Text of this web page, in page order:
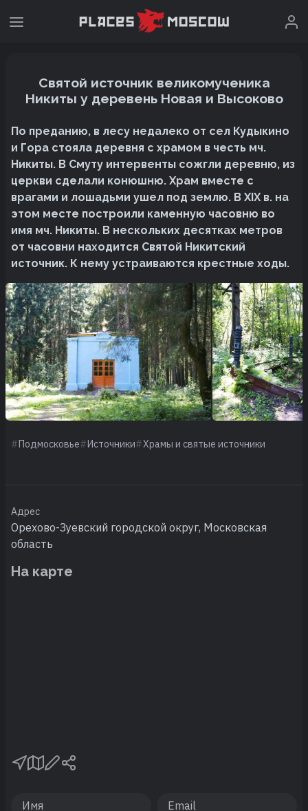
Святой источник великомученика
Никиты у деревень Новая и Высоково
По преданию, в лесу недалеко от сел Кудыкино
и Гора стояла деревня с храмом в честь мч.
Никиты. В Смуту интервенты сожгли деревню, из
церкви сделали конюшню. Храм вместе с
врагами и лошадьми ушел под землю. В XIX в. на
этом месте построили каменную часовню во
имя мч. Никиты. В нескольких десятках метров
от часовни находится Святой Никитский
источник. К нему устраиваются крестные ходы.
Подмосковье Источники Храмы и святые источники
Адрес
Орехово-Зуевский городской округ, Московская
область
На карте